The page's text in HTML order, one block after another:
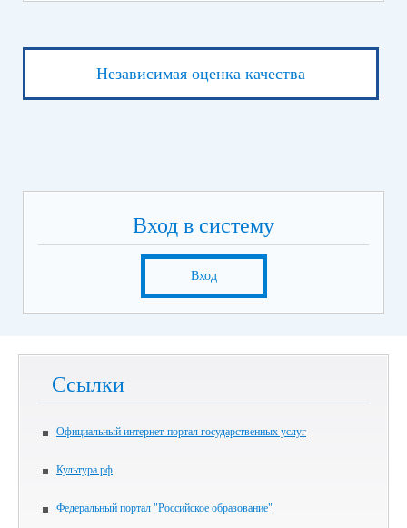
Независимая оценка качества
Вход в систему
Вход
Ссылки
Официальный интернет-портал государственных услуг
Культура.рф
Федеральный портал "Российское образование"